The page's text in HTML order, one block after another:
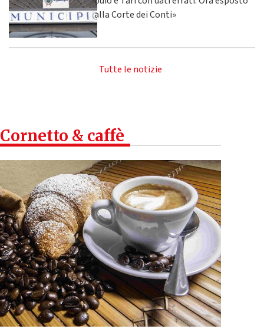
alla Corte dei Conti»
Tutte le notizie
Cornetto & caffè